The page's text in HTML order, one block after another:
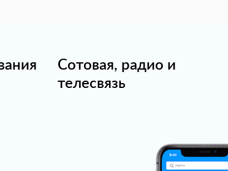
Сотовая, радио и
телесвязь